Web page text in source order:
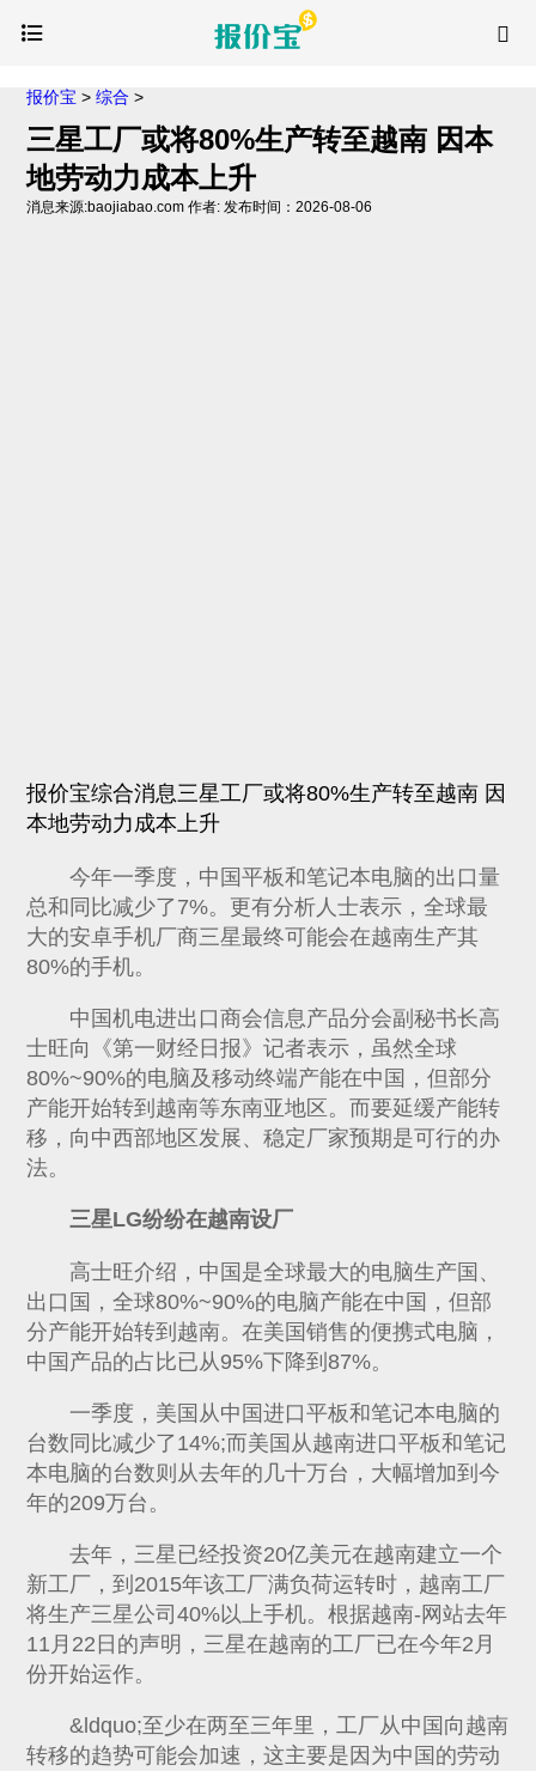
报价宝 >综合 >
三星工厂或将80%生产转至越南 因本
地劳动力成本上升
消息来源:baojiabao.com 作者: 发布时间：2026-08-06
报价宝综合消息三星工厂或将80%生产转至越南 因
本地劳动力成本上升
今年一季度，中国平板和笔记本电脑的出口量
总和同比减少了7%。更有分析人士表示，全球最
大的安卓手机厂商三星最终可能会在越南生产其
80%的手机。
中国机电进出口商会信息产品分会副秘书长高
士旺向《第一财经日报》记者表示，虽然全球
80%~90%的电脑及移动终端产能在中国，但部分
产能开始转到越南等东南亚地区。而要延缓产能转
移，向中西部地区发展、稳定厂家预期是可行的办
法。
三星LG纷纷在越南设厂
高士旺介绍，中国是全球最大的电脑生产国、
出口国，全球80%~90%的电脑产能在中国，但部
分产能开始转到越南。在美国销售的便携式电脑，
中国产品的占比已从95%下降到87%。
一季度，美国从中国进口平板和笔记本电脑的
台数同比减少了14%;而美国从越南进口平板和笔记
本电脑的台数则从去年的几十万台，大幅增加到今
年的209万台。
去年，三星已经投资20亿美元在越南建立一个
新工厂，到2015年该工厂满负荷运转时，越南工厂
将生产三星公司40%以上手机。根据越南-网站去年
11月22日的声明，三星在越南的工厂已在今年2月
份开始运作。
&ldquo;至少在两至三年里，工厂从中国向越南
转移的趋势可能会加速，这主要是因为中国的劳动